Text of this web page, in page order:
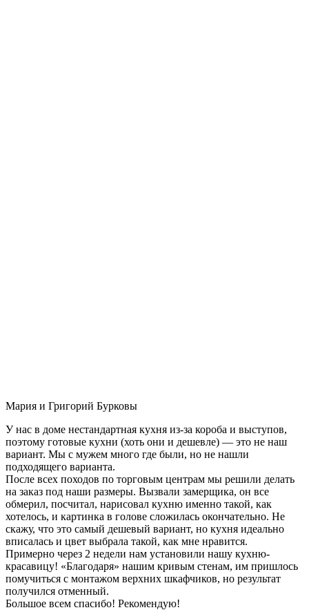
Мария и Григорий Бурковы
У нас в доме нестандартная кухня из-за короба и выступов,
поэтому готовые кухни (хоть они и дешевле) — это не наш
вариант. Мы с мужем много где были, но не нашли
подходящего варианта.
После всех походов по торговым центрам мы решили делать
на заказ под наши размеры. Вызвали замерщика, он все
обмерил, посчитал, нарисовал кухню именно такой, как
хотелось, и картинка в голове сложилась окончательно. Не
скажу, что это самый дешевый вариант, но кухня идеально
вписалась и цвет выбрала такой, как мне нравится.
Примерно через 2 недели нам установили нашу кухню-
красавицу! «Благодаря» нашим кривым стенам, им пришлось
помучиться с монтажом верхних шкафчиков, но результат
получился отменный.
Большое всем спасибо! Рекомендую!